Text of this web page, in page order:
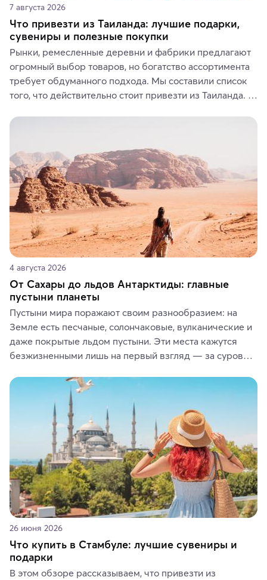
7 августа 2026
Что привезти из Таиланда: лучшие подарки,
сувениры и полезные покупки
Рынки, ремесленные деревни и фабрики предлагают
огромный выбор товаров, но богатство ассортимента
требует обдуманного подхода. Мы составили список
того, что действительно стоит привезти из Таиланда.
средства, одежду, украшения, предметы интерьера
где их купить.
4 августа 2026
От Сахары до льдов Антарктиды: главные
пустыни планеты
Пустыни мира поражают своим разнообразием: на
Земле есть песчаные, солончаковые, вулканические и
даже покрытые льдом пустыни. Эти места кажутся
безжизненными лишь на первый взгляд — за суровой
животные и маршруты, которые дарят одни из самых
ярких впечатлений от путешествий.
26 июня 2026
Что купить в Стамбуле: лучшие сувениры и
подарки
В этом обзоре рассказываем, что привезти из